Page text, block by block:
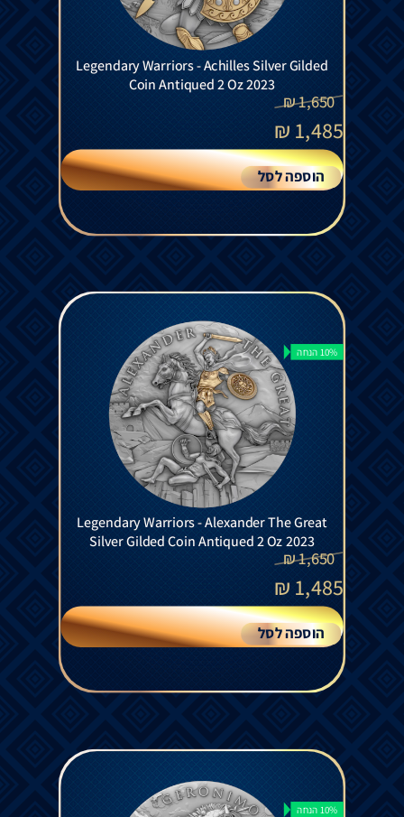
Legendary Warriors - Achilles Silver Gilded
Coin Antiqued 2 Oz 2023
1,650
₪
1,485
₪
הוספה לסל
10% הנחה
Legendary Warriors - Alexander The Great
Silver Gilded Coin Antiqued 2 Oz 2023
1,650
₪
1,485
₪
הוספה לסל
10% הנחה